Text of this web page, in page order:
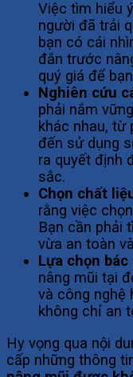
Việc tìm hiểu
người đã trải
bạn có cái
đắn trước
quý giá để
Nghiên cứu
phải nắm
khác nhau, từ
đến sử dụng
ra quyết định
sắc.
Chọn chất
rằng việc
Bạn cần phải
vừa an toàn
Lựa chọn
nâng mũi tại
và công nghệ
không chỉ an
Hy vọng qua nội
cấp những thông